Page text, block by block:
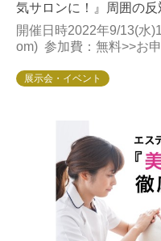
気サロンに！』周囲の
断、その秘密とは？
開催日時2022年​​​​​​9/13(水
om) 参加費：無料>>お
展示会・イベント